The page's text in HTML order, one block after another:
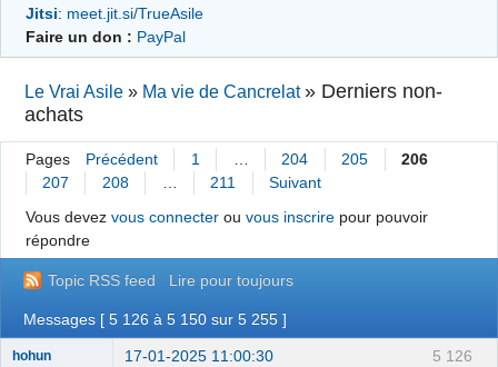
Règles
S’inscrire
Connexion
Jitsi: meet.jit.si/TrueAsile
Faire un don : PayPal
Le Vrai Asile » Ma vie de Cancrelat » Derniers non-
achats
Pages Précédent 1 … 204 205
206
207
208 … 211
Suivant
Vous devez vous connecterou vous inscrirepour pouvoir
répondre
Topic RSS feed Lire pour toujours
Messages [ 5 126 à 5 150 sur 5 255 ]
5 126
hohun 17-01-2025 11:00:30